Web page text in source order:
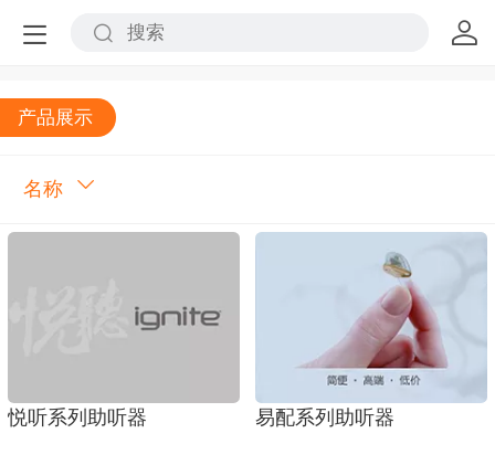
产品展示
名称
悦听系列助听器 易配系列助听器